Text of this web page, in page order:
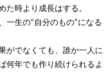
時より成長はする。
一生の"自分のもの"になる
がでなくても、誰か一人に
何年でも作り続けられるよ